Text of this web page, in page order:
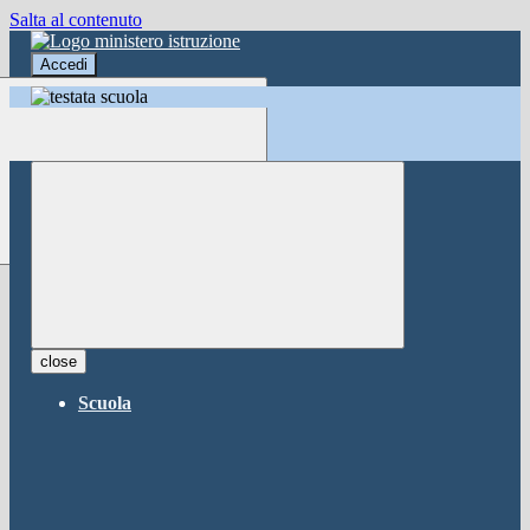
Salta al contenuto
Accedi
Accedi
button close ×
close
Scuola